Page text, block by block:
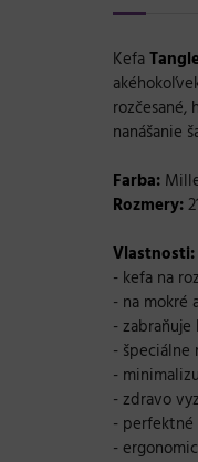
Kefa
rozčesané,
nanášanie
Farba:
Rozmery:
Vlastnosti:
- kefa na
- na mokré
-
- špeciálne
-
- zdravo
- perfektné
-